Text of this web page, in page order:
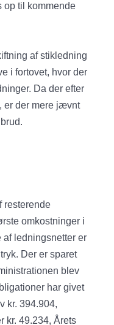
op til kommende
af stikledning
i fortovet, hvor der
Da der efter
er der mere jævnt
resterende
omkostninger i
ledningsnetter er
Der er sparet
blev
har givet
kr. 394.904,
kr. 49.234, Årets